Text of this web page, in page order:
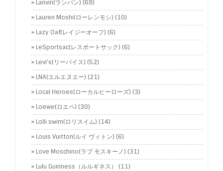
Lanvin(ランバン) (69)
Lauren Moshi(ローレンモシ) (10)
Lazy Oaf(レイジーオーフ) (6)
LeSportsac(レスポートサック) (6)
Levi’s(リーバイス) (52)
LNA(エルエヌエー) (21)
Local Heroes(ローカルヒーローズ) (3)
Loewe(ロエペ) (30)
Lolli swim(ロリスイム) (14)
Louis Vuitton(ルイ ヴィトン) (6)
Love Moschino(ラブ モスキーノ) (31)
Lulu Guinness（ルルギネス）
(11)